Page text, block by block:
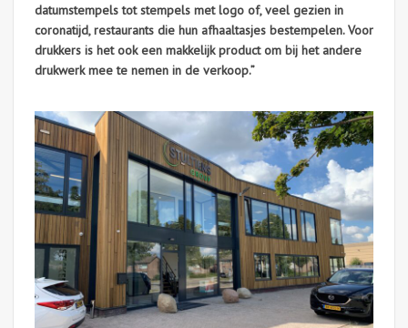
datumstempels tot stempels met logo of, veel gezien in
coronatijd, restaurants die hun afhaaltasjes bestempelen. Voor
drukkers is het ook een makkelijk product om bij het andere
drukwerk mee te nemen in de verkoop.”